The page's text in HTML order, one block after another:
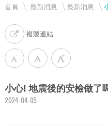
首頁 最新消息 最新消息
複製連結
小心! 地震後的安檢做了
2024-04-05